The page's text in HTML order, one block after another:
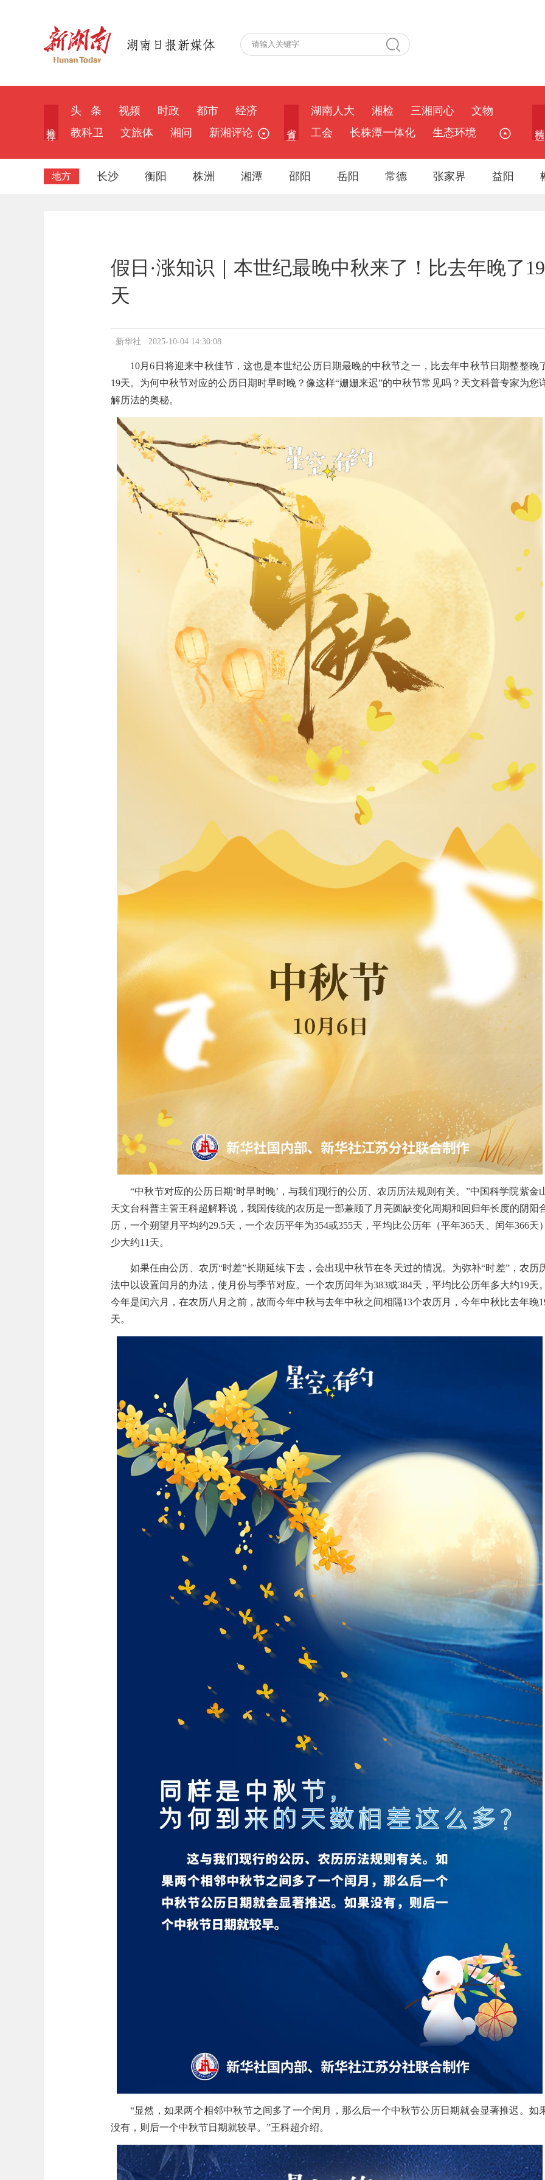
头 条 视频 时政 都市
经济
教科卫
文旅体 湘问 新湘评论
湖南人大 湘检 三湘同心
文物
工会
长株潭一体化 生态环境
地方 长沙 衡阳 株洲 湘潭 邵阳 岳阳 常德 张家界 益阳
假日·涨知识｜本世纪最晚中秋来了！比去年晚了19
天
新华社 2025-10-04 14:30:08
10月6日将迎来中秋佳节，这也是本世纪公历日期最晚的中秋节之一，比去年中秋节日期整整晚
19天。为何中秋节对应的公历日期时早时晚？像这样“姗姗来迟”的中秋节常见吗？天文科普专家为您
解历法的奥秘。
“中秋节对应的公历日期‘时早时晚’，与我们现行的公历、农历历法规则有关。”中国科学院紫金
天文台科普主管王科超解释说，我国传统的农历是一部兼顾了月亮圆缺变化周期和回归年长度的阴阳
历，一个朔望月平均约29.5天，一个农历平年为354或355天，平均比公历年（平年365天、闰年366天
少大约11天。
如果任由公历、农历“时差”长期延续下去，会出现中秋节在冬天过的情况。为弥补“时差”，农历
法中以设置闰月的办法，使月份与季节对应。一个农历闰年为383或384天，平均比公历年多大约19天
今年是闰六月，在农历八月之前，故而今年中秋与去年中秋之间相隔13个农历月，今年中秋比去年晚
天。
“显然，如果两个相邻中秋节之间多了一个闰月，那么后一个中秋节公历日期就会显著推迟。如
没有，则后一个中秋节日期就较早。”王科超介绍。